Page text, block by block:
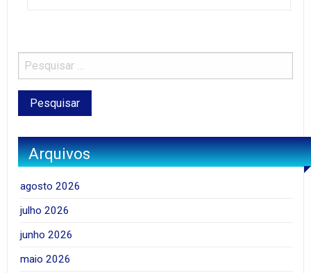
Arquivos
agosto 2026
julho 2026
junho 2026
maio 2026